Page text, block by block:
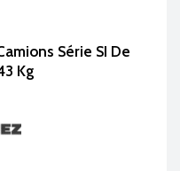
Série SI De
Kg